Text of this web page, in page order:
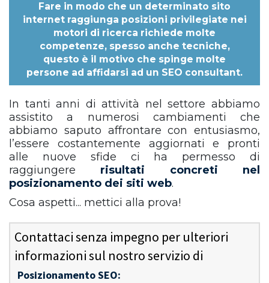
Fare in modo che un determinato sito
internet raggiunga posizioni privilegiate nei
motori di ricerca richiede molte
competenze, spesso anche tecniche,
questo è il motivo che spinge molte
persone ad affidarsi ad un SEO consultant.
In tanti anni di attività nel settore abbiamo
assistito a numerosi cambiamenti che
abbiamo saputo affrontare con entusiasmo,
l’essere costantemente aggiornati e pronti
alle nuove sfide ci ha permesso di
raggiungere risultati concreti nel
posizionamento dei siti web.
Cosa aspetti... mettici alla prova!
Contattaci senza impegno per ulteriori
informazioni sul nostro servizio di
Posizionamento SEO: